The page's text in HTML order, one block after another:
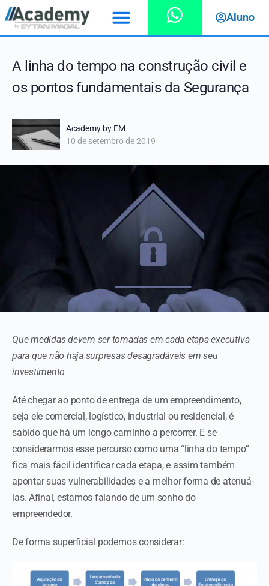
Aluno
A linha do tempo na construção civil e
os pontos fundamentais da Segurança
Academy by EM
10 de setembro de 2019
Que medidas devem ser tomadas em cada etapa executiva
para que não haja surpresas desagradáveis em seu
investimento
Até chegar ao ponto de entrega de um empreendimento,
seja ele comercial, logístico, industrial ou residencial, é
sabido que há um longo caminho a percorrer. E se
considerarmos esse percurso como uma “linha do tempo”
fica mais fácil identificar cada etapa, e assim também
apontar suas vulnerabilidades e a melhor forma de atenuá-
las. Afinal, estamos falando de um sonho do
empreendedor.
De forma superficial podemos considerar: